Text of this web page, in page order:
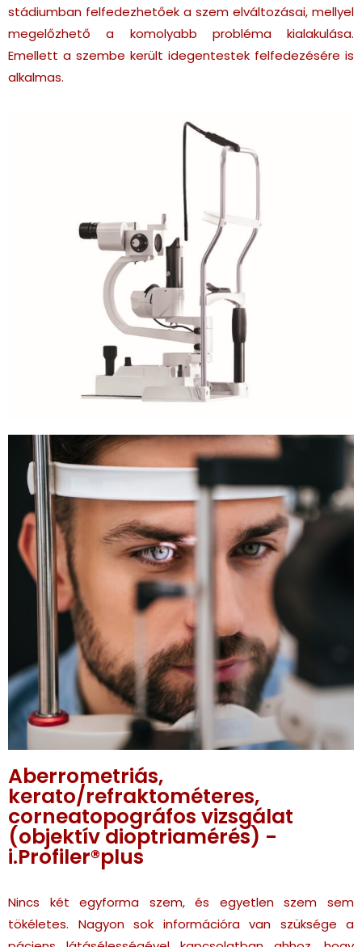
stádiumban felfedezhetőek a szem elváltozásai, mellyel
megelőzhető a komolyabb probléma kialakulása.
Emellett a szembe került idegentestek felfedezésére is
alkalmas.
Aberrometriás,
kerato/refraktométeres,
corneatopográfos vizsgálat
(objektív dioptriamérés) -
i.Profiler®plus
Nincs két egyforma szem, és egyetlen szem sem
tökéletes. Nagyon sok információra van szüksége a